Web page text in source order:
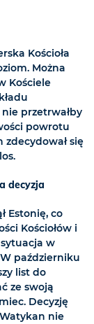
Kościoła
Można
Kościele
przetrwałby
powrotu
się
decyzja
Estonię, co
Kościołów i
w
październiku
list do
ze swoją
Decyzję
nie